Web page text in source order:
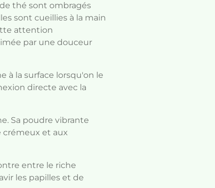
thé sont ombragés
sont cueillies à la main
attention
par une douceur
à la surface lorsqu'on le
directe avec la
Sa poudre vibrante
crémeux et aux
entre le riche
les papilles et de